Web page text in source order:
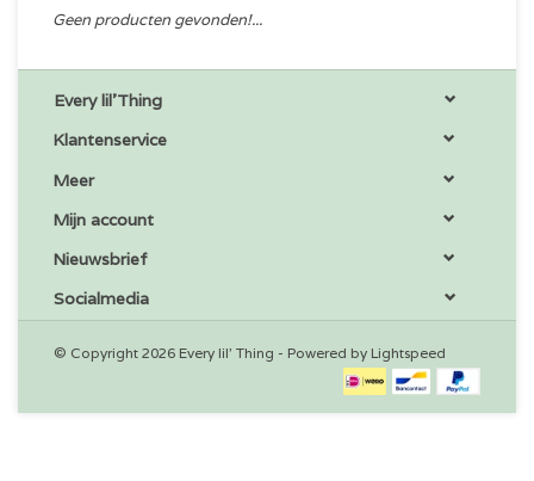
Geen producten gevonden!...
Every lil'Thing
Klantenservice
Meer
Mijn account
Nieuwsbrief
Socialmedia
© Copyright 2026 Every lil' Thing - Powered by Lightspeed